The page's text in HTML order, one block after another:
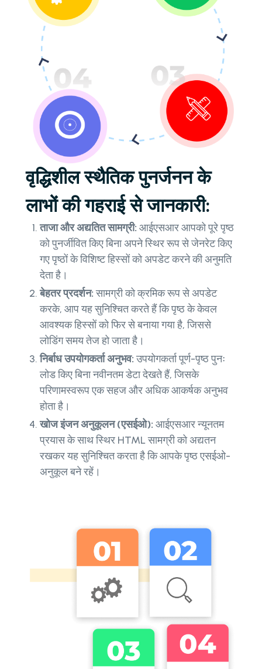
वृद्धिशील स्थैतिक पुनर्जनन के
लाभों की गहराई से जानकारी:
ताजा और अद्यतित सामग्री: आईएसआर आपको पूरे पृष्ठ
को पुनर्जीवित किए बिना अपने स्थिर रूप से जेनरेट किए
गए पृष्ठों के विशिष्ट हिस्सों को अपडेट करने की अनुमति
देता है।
बेहतर प्रदर्शन:सामग्री को क्रमिक रूप से अपडेट
करके, आप यह सुनिश्चित करते हैं कि पृष्ठ के केवल
आवश्यक हिस्सों को फिर से बनाया गया है, जिससे
लोडिंग समय तेज हो जाता है।
निर्बाध उपयोगकर्ता अनुभव:उपयोगकर्ता पूर्ण-पृष्ठ पुनः
लोड किए बिना नवीनतम डेटा देखते हैं, जिसके
परिणामस्वरूप एक सहज और अधिक आकर्षक अनुभव
होता है।
खोज इंजन अनुकूलन (एसईओ): आईएसआर न्यूनतम
प्रयास के साथ स्थिर HTML सामग्री को अद्यतन
रखकर यह सुनिश्चित करता है कि आपके पृष्ठ एसईओ-
अनुकूल बने रहें।